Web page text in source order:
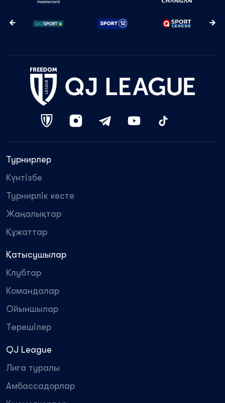
Турнирлер
Күнтізбе
Турнирлік кесте
Жаңалықтар
Құжаттар
Қатысушылар
Клубтар
Командалар
Ойыншылар
Төрешілер
QJ League
Лига туралы
Амбассадорлар